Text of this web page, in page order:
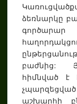
ձեռնարկը
բաժնից:
հիմնված է
աշխարհի